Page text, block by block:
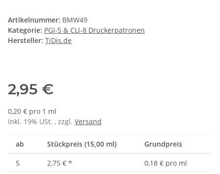
Artikelnummer: BMW49
Kategorie: PGI-5 & CLI-8 Druckerpatronen
Hersteller: TiDis.de
2,95 €
0,20 € pro 1 ml
inkl. 19% USt. , zzgl. Versand
ab Stückpreis (15,00 ml) Grundpreis
5 2,75 € *
0,18 € pro ml